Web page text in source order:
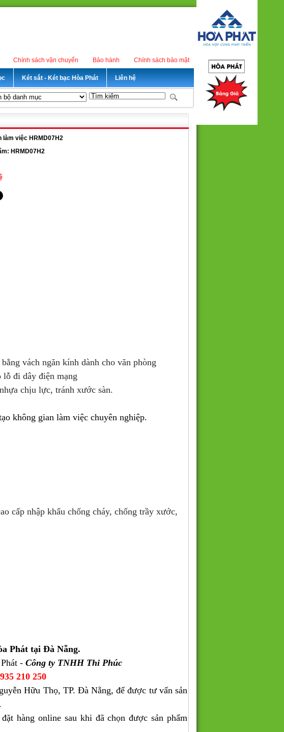
Chính sách bảo mật
Bảo hành
Chính sách vận chuyển
Két sắt - Két bạc Hòa Phát Liên hệ
làm việc HRMD07H2
HRMD07H2
vách ngăn kính dành cho văn phòng
đi dây điện mạng
chịu lực, tránh xước sàn.
không gian làm việc chuyên nghiệp.
cấp nhập khẩu chống cháy, chống trầy xước,
Phát tại Đà Nẵng.
- Công ty TNHH Thi Phúc
210 250
Hữu Thọ, TP. Đà Nẵng, để được tư vấn sản
hàng online sau khi đã chọn được sản phẩm